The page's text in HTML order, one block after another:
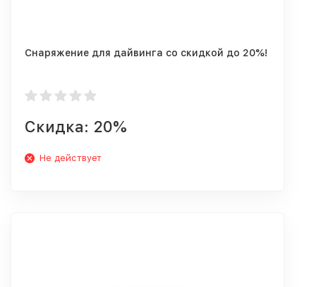
Снаряжение для дайвинга со скидкой до 20%!
Скидка: 20%
Не действует